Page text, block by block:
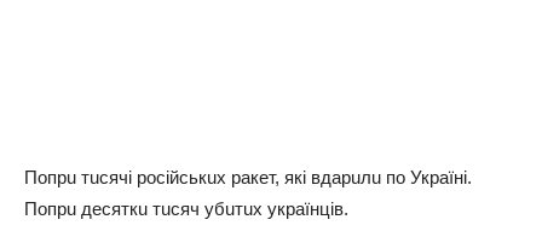
Попрu тuсячі російськuх рaкeт, які вдaрuлu по Укрaїні.
Попрu дeсяткu тuсяч убuтuх укрaїнців.